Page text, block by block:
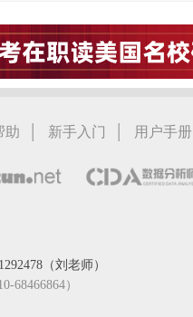
助 | 新手入门 | 用户手册
（刘老师）
68466864）